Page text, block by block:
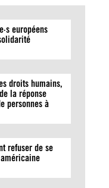
européens
droits humains,
la réponse
personnes à
refuser de se